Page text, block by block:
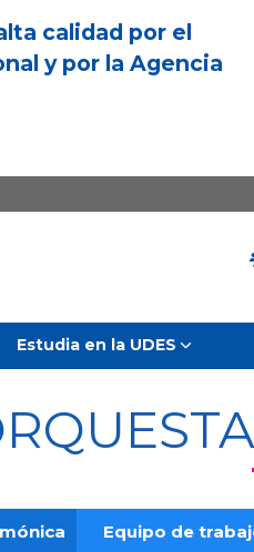
calidad por el
y por la Agencia
Estudia en la UDES
Equipo de